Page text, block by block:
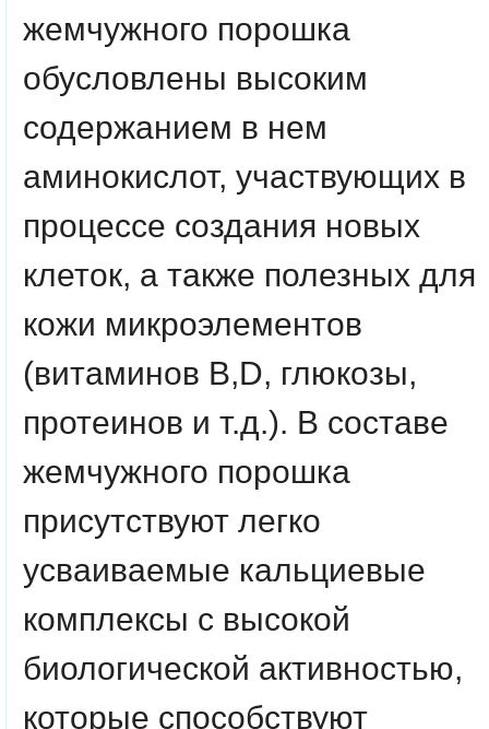
жемчужного порошка
обусловлены высоким
содержанием в нем
аминокислот, участвующих в
процессе создания новых
клеток, а также полезных для
кожи микроэлементов
(витаминов B,D, глюкозы,
протеинов и т.д.). В составе
жемчужного порошка
присутствуют легко
усваиваемые кальциевые
комплексы с высокой
биологической активностью,
которые способствуют